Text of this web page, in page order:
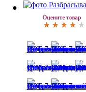
Оцените товар